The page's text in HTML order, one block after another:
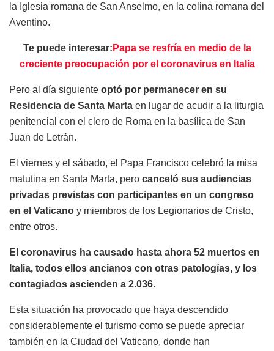
la Iglesia romana de San Anselmo, en la colina romana del
Aventino.
Te puede interesar: Papa se resfría en medio de la
creciente preocupación por el coronavirus en Italia
Pero al día siguiente optó por permanecer en su
Residencia de Santa Marta en lugar de acudir a la liturgia
penitencial con el clero de Roma en la basílica de San
Juan de Letrán.
El viernes y el sábado, el Papa Francisco celebró la misa
matutina en Santa Marta, pero canceló sus audiencias
privadas previstas con participantes en un congreso
en el Vaticano y miembros de los Legionarios de Cristo,
entre otros.
El coronavirus ha causado hasta ahora 52 muertos en
Italia, todos ellos ancianos con otras patologías, y los
contagiados ascienden a 2.036.
Esta situación ha provocado que haya descendido
considerablemente el turismo como se puede apreciar
también en la Ciudad del Vaticano, donde han